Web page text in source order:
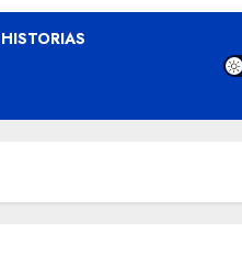
HISTORIAS